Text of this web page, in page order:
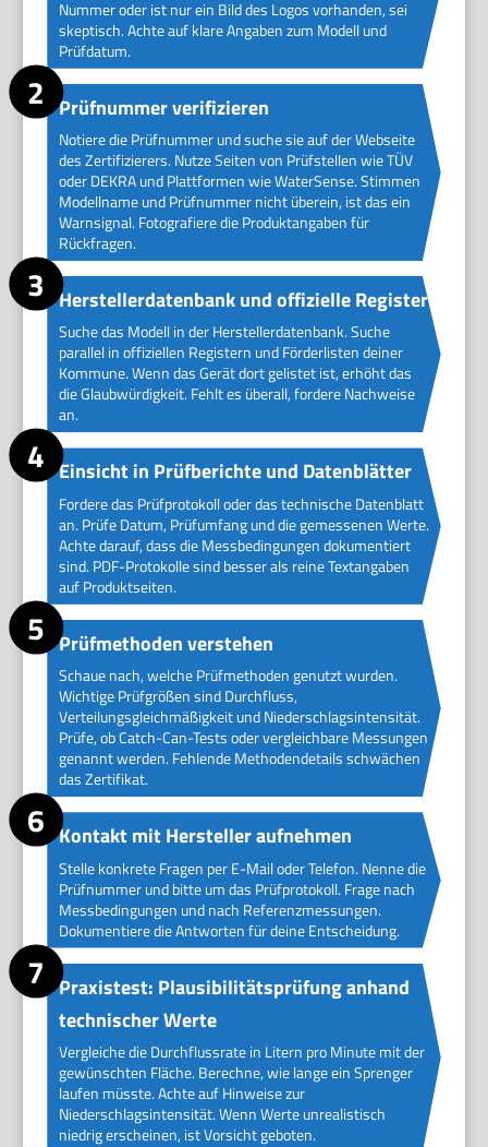
Nummer oder ist nur ein Bild des Logos vorhanden, sei
skeptisch. Achte auf klare Angaben zum Modell und
Prüfdatum.
Prüfnummer verifizieren
Notiere die Prüfnummer und suche sie auf der Webseite
des Zertifizierers. Nutze Seiten von Prüfstellen wie TÜV
oder DEKRA und Plattformen wie WaterSense. Stimmen
Modellname und Prüfnummer nicht überein, ist das ein
Warnsignal. Fotografiere die Produktangaben für
Rückfragen.
Herstellerdatenbank und offizielle Register
Suche das Modell in der Herstellerdatenbank. Suche
parallel in offiziellen Registern und Förderlisten deiner
Kommune. Wenn das Gerät dort gelistet ist, erhöht das
die Glaubwürdigkeit. Fehlt es überall, fordere Nachweise
an.
Einsicht in Prüfberichte und Datenblätter
Fordere das Prüfprotokoll oder das technische Datenblatt
an. Prüfe Datum, Prüfumfang und die gemessenen Werte.
Achte darauf, dass die Messbedingungen dokumentiert
sind. PDF-Protokolle sind besser als reine Textangaben
auf Produktseiten.
Prüfmethoden verstehen
Schaue nach, welche Prüfmethoden genutzt wurden.
Wichtige Prüfgrößen sind Durchfluss,
Verteilungsgleichmäßigkeit und Niederschlagsintensität.
Prüfe, ob Catch-Can-Tests oder vergleichbare Messungen
genannt werden. Fehlende Methodendetails schwächen
das Zertifikat.
Kontakt mit Hersteller aufnehmen
Stelle konkrete Fragen per E-Mail oder Telefon. Nenne die
Prüfnummer und bitte um das Prüfprotokoll. Frage nach
Messbedingungen und nach Referenzmessungen.
Dokumentiere die Antworten für deine Entscheidung.
Praxistest: Plausibilitätsprüfung anhand
technischer Werte
Vergleiche die Durchflussrate in Litern pro Minute mit der
gewünschten Fläche. Berechne, wie lange ein Sprenger
laufen müsste. Achte auf Hinweise zur
Niederschlagsintensität. Wenn Werte unrealistisch
niedrig erscheinen, ist Vorsicht geboten.